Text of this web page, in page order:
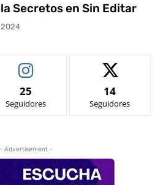
Secretos en Sin Editar
2024
25
Seguidores
14
Seguidores
- Advertisement -